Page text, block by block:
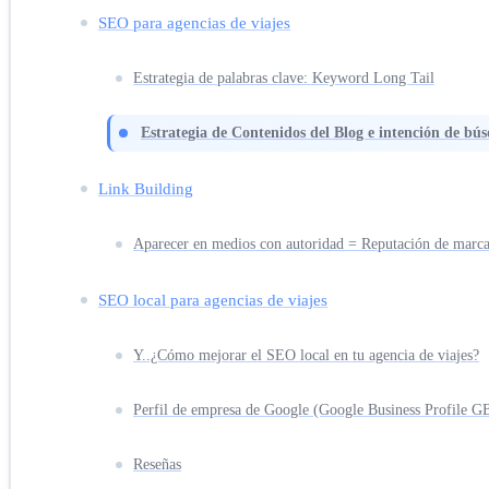
SEO para agencias de viajes
Estrategia de palabras clave: Keyword Long Tail
Estrategia de Contenidos del Blog e intención de
Link Building
Aparecer en medios con autoridad = Reputación de
SEO local para agencias de viajes
Y..¿Cómo mejorar el SEO local en tu agencia de viajes?
Perfil de empresa de Google (Google Business Profile
Reseñas